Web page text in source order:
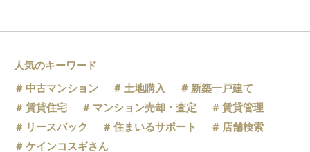
人気のキーワード
中古マンション
土地購入
新築一戸建て
賃貸住宅
マンション売却・査定
賃貸管理
リースバック
住まいるサポート
店舗検索
ケインコスギさん